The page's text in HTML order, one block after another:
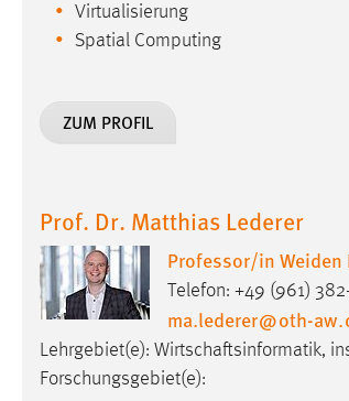
Virtualisierung
Spatial Computing
ZUM PROFIL
Prof. Dr. Matthias Lederer
Professor/in
Telefon: +49 (961)
ma.lederer@oth-aw.
Lehrgebiet(e): Wirtschaftsinformatik,
Forschungsgebiet(e):
Name:
Cookie Laufzeit:
Name:
mibew_locale, mibew-
5e9dbeb1811c0446
Zweck:
Wird benötigt um die
nutzen zu können.
Cookie Laufzeit: MibewSessionID, mibew-